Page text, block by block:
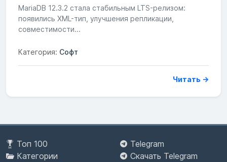
MariaDB 12.3.2 стала стабильным LTS-релизом:
появились XML-тип, улучшения репликации,
совместимости...
Категория: Софт
Читать →
Топ 100
Категории
Telegram
Скачать Telegram